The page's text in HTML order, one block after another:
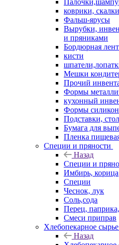
коврики, скалки
Фальш-ярусы
Вырубки,
и пряниками
Бордюрная
кисти
Мешки
Прочий
Формы
кухонный
Формы
Подставки,
Бумага для
Пленка
Специи и пряности
Назад
Специи и
Имбирь, корица
Специи
Чеснок, лук
Соль,сода
Перец,
Смеси приправ
Хлебопекарное сырье
Назад